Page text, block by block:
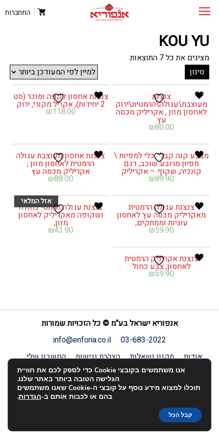
התחברות
KOU YU
מציגים את כל ⁦7⁩ התוצאות ממוין
ביותר
סינון
צנצנת
מעוצבת\עגולה\הרמטית\ירוק
לאחסון מזון , אקריליק מכסה
עץ
₪80.00
צנצנת אחסון לקפה וסוכר (סט
2 יחידות), אקריל מקורי, ירוק
₪118.00
מבצע קנה קבל : כלי למפיות \
מפיון מרובע שוכב, דגם
קונכיה, שקוף – אקריליק
₪89.90
צנצנת אחסון מעוצבת עגולה
הרמטית לאחסון מזון ,
אקריליק מכסה עץ
₪88.00
צנצנת עגולה הרמטית
מאקריליק מכסה עץ לאחסון
עוגיות וממתקים,
₪59.90
צנצנת עגולה הרמטי כחולה
ושקופה מאקריליק לאחסון
מזון,
₪43.90
צנצנת אקריליק הרמטית
לאחסון, צבע כחול
₪59.90
אנפוריא ישראל בע"מ © כל הזכויות שמורות
03-683-2022
info@enforia.co.il
אודות
תקנון ושאלות הצהרת נגישות
החשבון שלי
יצירת קשר
פרטיות
האתר הוקם על-ידי:entry
.
אנו משתמשים בקובצי Cookie כדי לספק לכם את חוויית
הגלישה הטובה ביותר באתר שלנו.
תוכלו למצוא מידע נוסף על קובצי ה-Cookie שאנו משתמשים
בהם או לכבות אותם ב-הגדרות.
קבל הכל